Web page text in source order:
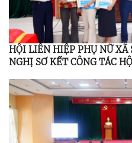
HỘI LIÊN HIỆP PHỤ NỮ XÃ
NGHỊ SƠ KẾT CÔNG TÁC
ĐOẠN 2021 – 2026